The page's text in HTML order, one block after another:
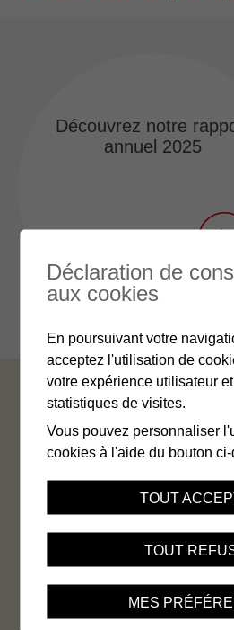
Découvrez notre
annuel 2025
Contact Jobs
Mentions légales
Protection des données
Office
Av.
Déclaration de
aux cookies
En poursuivant votre
acceptez l'utilisation de
votre expérience utilisateur
statistiques de visites.
Vous pouvez personnaliser
cookies à l'aide du bouton ci-
TOUT
TOUT
MES